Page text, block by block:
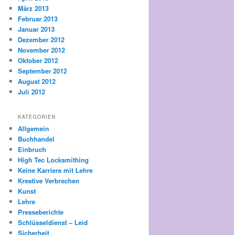
März 2013
Februar 2013
Januar 2013
Dezember 2012
November 2012
Oktober 2012
September 2012
August 2012
Juli 2012
KATEGORIEN
Allgemein
Buchhandel
Einbruch
High Tec Locksmithing
Keine Karriere mit Lehre
Kreative Verbrechen
Kunst
Lehre
Presseberichte
Schlüsseldienst – Leid
Sicherheit